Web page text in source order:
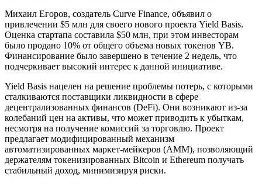
Михаил Егоров, создатель Curve Finance, объявил о
привлечении $5 млн для своего нового проекта Yield Basis.
Оценка стартапа составила $50 млн, при этом инвесторам
было продано 10% от общего объема новых токенов YB.
Финансирование было завершено в течение 2 недель, что
подчеркивает высокий интерес к данной инициативе.
Yield Basis нацелен на решение проблемы потерь, с которыми
сталкиваются поставщики ликвидности в сфере
децентрализованных финансов (DeFi). Они возникают из-за
колебаний цен на активы, что может приводить к убыткам,
несмотря на получение комиссий за торговлю. Проект
предлагает модифицированный механизм
автоматизированных маркет-мейкеров (AMM), позволяющий
держателям токенизированных Bitcoin и Ethereum получать
стабильный доход, минимизируя риски.